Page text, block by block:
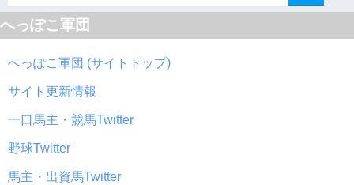
へっぽこ軍団
へっぽこ軍団 (サイトトップ)
サイト更新情報
一口馬主・競馬Twitter
野球Twitter
馬主・出資馬Twitter